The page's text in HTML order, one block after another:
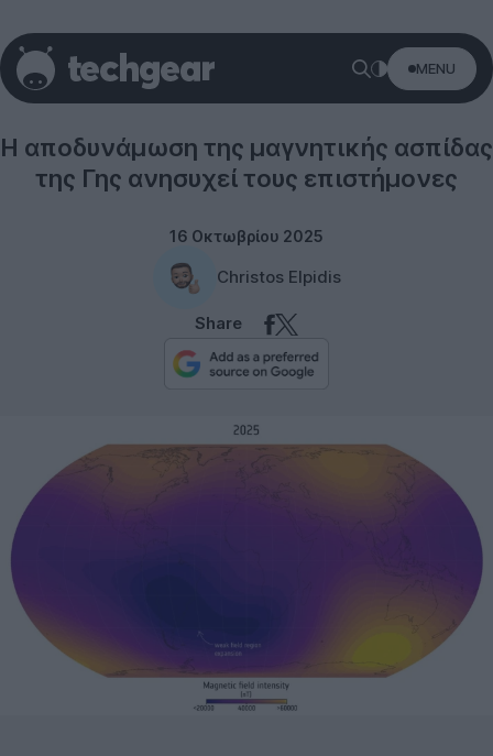
MENU
Η αποδυνάμωση της μαγνητικής ασπίδας
της Γης ανησυχεί τους επιστήμονες
16 Οκτωβρίου 2025
Christos Elpidis
Share